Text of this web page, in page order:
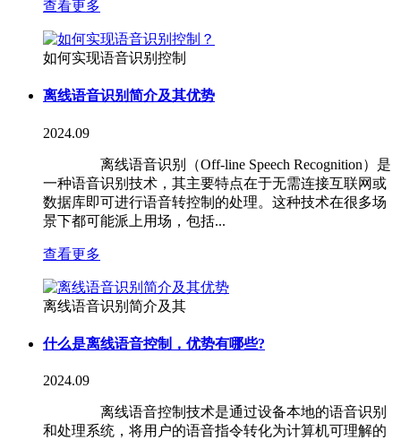
查看更多
如何实现语音识别控制
离线语音识别简介及其优势
2024.09
离线语音识别（Off-line Speech Recognition）是
一种语音识别技术，其主要特点在于无需连接互联网或
数据库即可进行语音转控制的处理。这种技术在很多场
景下都可能派上用场，包括...
查看更多
离线语音识别简介及其
什么是离线语音控制，优势有哪些?
2024.09
离线语音控制技术是通过设备本地的语音识别
和处理系统，将用户的语音指令转化为计算机可理解的